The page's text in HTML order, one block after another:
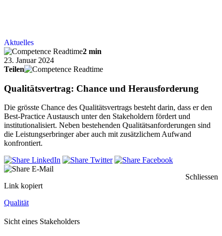
Aktuelles
2 min
23. Januar 2024
Teilen
Qualitätsvertrag: Chance und Herausforderung
Die grösste Chance des Qualitätsvertrags besteht darin, dass er den
Best-Practice Austausch unter den Stakeholdern fördert und
institutionalisiert. Neben bestehenden Qualitätsanforderungen sind
die Leistungserbringer aber auch mit zusätzlichem Aufwand
konfrontiert.
Link kopiert
Schliessen
Qualität
Sicht eines Stakeholders